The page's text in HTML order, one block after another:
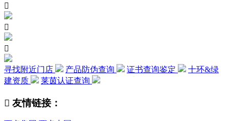



寻找附近门店 产品防伪查询 证书查询鉴定
十环&绿
建资质
莱茵认证查询
 友情链接：